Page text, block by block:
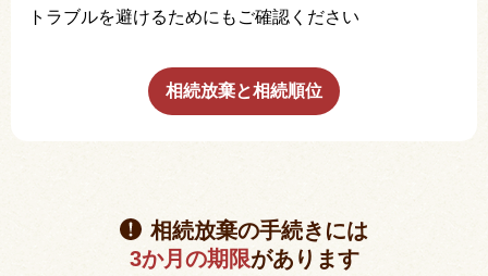
トラブルを避けるためにもご確認ください
相続放棄と相続順位
相続放棄の手続きには
3か月の期限があります